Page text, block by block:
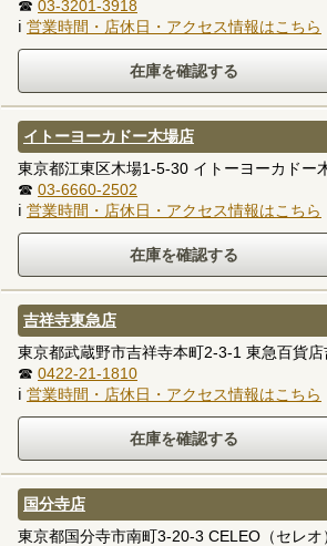
☎ 03-3201-3918
ℹ 営業時間・店休日・アクセス情報はこちら
イトーヨーカドー木場店
東京都江東区木場1-5-30 イトーヨーカドー
☎ 03-6660-2502
ℹ 営業時間・店休日・アクセス情報はこちら
吉祥寺東急店
東京都武蔵野市吉祥寺本町2-3-1 東急百貨
☎ 0422-21-1810
ℹ 営業時間・店休日・アクセス情報はこちら
国分寺店
東京都国分寺市南町3-20-3 CELEO（セレオ